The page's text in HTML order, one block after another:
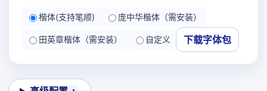
楷体(支持笔顺) 庞中华楷体（需安装）
田英章楷体（需安装） 自定义 下载字体包